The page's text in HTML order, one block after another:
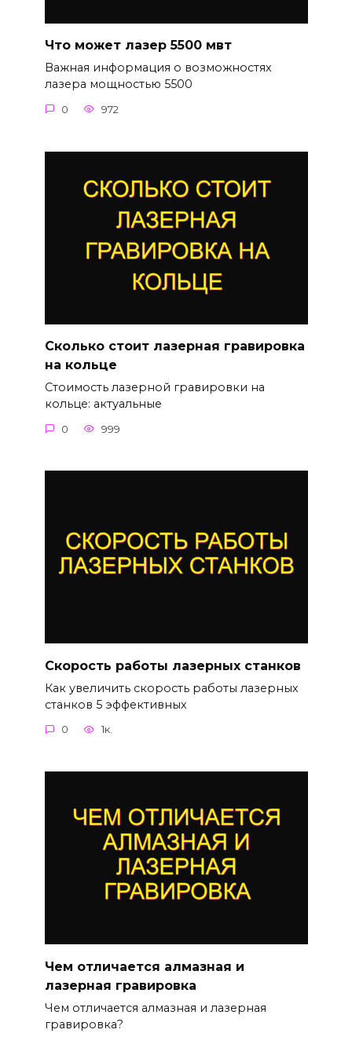
Что может лазер 5500 мвт
Важная информация о возможностях
лазера мощностью 5500
0 972
Сколько стоит лазерная гравировка
на кольце
Стоимость лазерной гравировки на
кольце: актуальные
0 999
Скорость работы лазерных станков
Как увеличить скорость работы лазерных
станков 5 эффективных
0 1к.
Чем отличается алмазная и
лазерная гравировка
Чем отличается алмазная и лазерная
гравировка?